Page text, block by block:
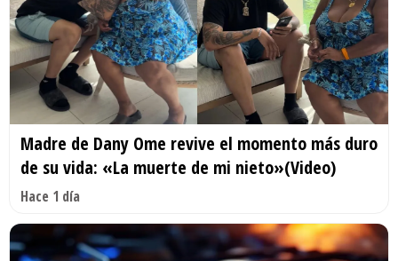
Madre de Dany Ome revive el momento más duro
de su vida: «La muerte de mi nieto»(Video)
Hace 1 día